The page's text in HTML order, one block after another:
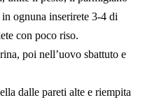
ognuna inserirete 3-4 di
con poco riso.
poi nell’uovo sbattuto e
dalle pareti alte e riempita